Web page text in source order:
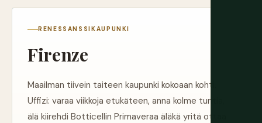
RENESSANSSIKAUPUNKI
Firenze
Maailman tiivein taiteen kaupunki kokoaan kohti.
Uffizi: varaa viikkoja etukäteen, anna kolme tuntia,
älä kiirehdi Botticellin Primaveraa äläkä yritä ottaa